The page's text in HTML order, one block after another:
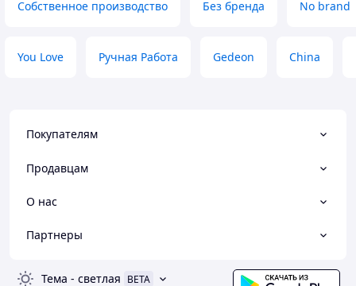
Собственное производство Без бренда No brand
You Love Ручная Работа Gedeon China
Покупателям
Продавцам
О нас
Партнеры
Тема - светлая BETA